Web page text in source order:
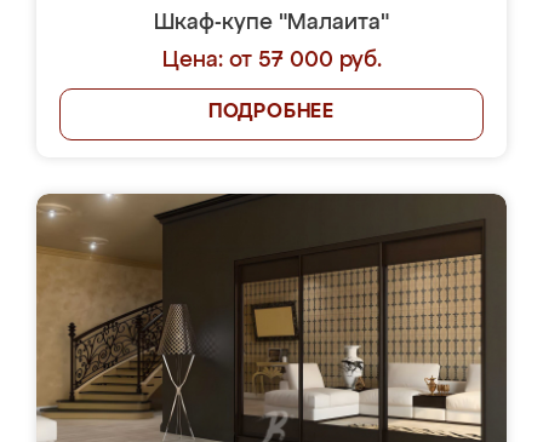
Шкаф-купе "Малаита"
Цена: от 57 000 руб.
ПОДРОБНЕЕ